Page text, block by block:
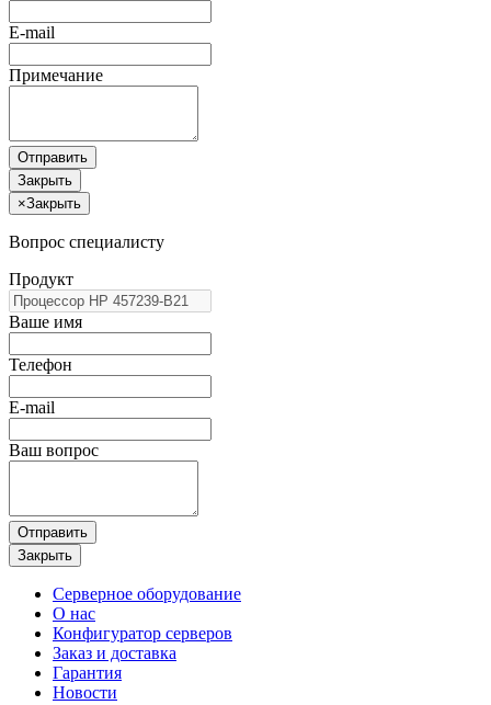
E-mail
Примечание
Отправить
Закрыть
×Закрыть
Вопрос специалисту
Продукт
Ваше имя
Телефон
E-mail
Ваш вопрос
Отправить
Закрыть
Серверное оборудование
О нас
Конфигуратор серверов
Заказ и доставка
Гарантия
Новости